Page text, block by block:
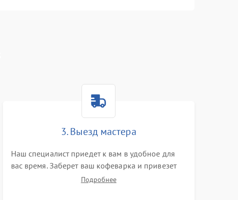
3. Выезд мастера
Наш специалист приедет к вам в удобное для
вас время. Заберет ваш кофеварка и привезет
на склад для диагностики.
Подробнее